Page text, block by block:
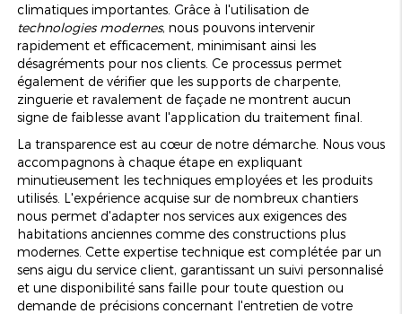
climatiques importantes. Grâce à l'utilisation de
technologies modernes, nous pouvons intervenir
rapidement et efficacement, minimisant ainsi les
désagréments pour nos clients. Ce processus permet
également de vérifier que les supports de charpente,
zinguerie et ravalement de façade ne montrent aucun
signe de faiblesse avant l'application du traitement final.
La transparence est au cœur de notre démarche. Nous vous
accompagnons à chaque étape en expliquant
minutieusement les techniques employées et les produits
utilisés. L'expérience acquise sur de nombreux chantiers
nous permet d'adapter nos services aux exigences des
habitations anciennes comme des constructions plus
modernes. Cette expertise technique est complétée par un
sens aigu du service client, garantissant un suivi personnalisé
et une disponibilité sans faille pour toute question ou
demande de précisions concernant l'entretien de votre